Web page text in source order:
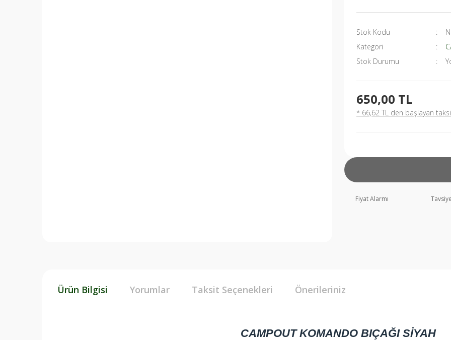
Stok Kodu
Kategori
Stok Durumu
650,00 TL
* 66,62 TL den başlayan
Fiyat Alarmı
Ürün Bilgisi Yorumlar Taksit Seçenekleri Önerileriniz
CAMPOUT KOMANDO BIÇAĞI SİYAH